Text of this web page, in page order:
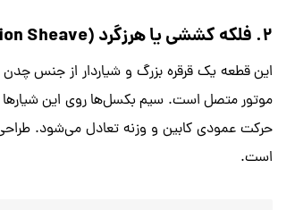
۲. فلکه کششی یا هرزگرد (Traction Sheave)
این قطعه یک قرقره بزرگ و شیاردار از جنس
موتور متصل است. سیم بکسل‌ها روی این
حرکت عمودی کابین و وزنه تعادل می‌شود.
است.